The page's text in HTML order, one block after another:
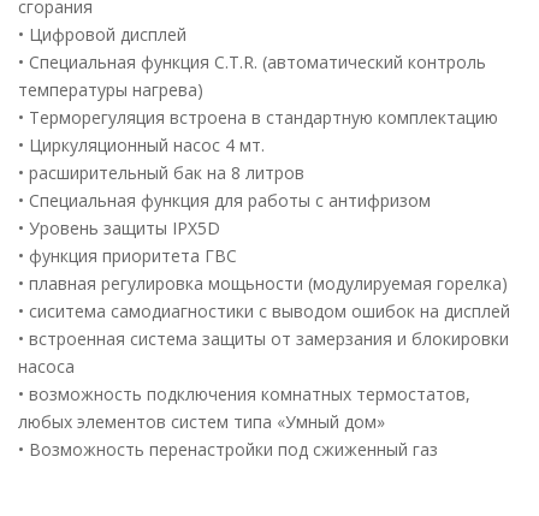
сгорания
• Цифровой дисплей
• Специальная функция C.T.R. (автоматический контроль
температуры нагрева)
• Терморегуляция встроена в стандартную комплектацию
• Циркуляционный насос 4 мт.
• расширительный бак на 8 литров
• Специальная функция для работы с антифризом
• Уровень защиты IPX5D
• функция приоритета ГВС
• плавная регулировка мощьности (модулируемая горелка)
• сиситема самодиагностики с выводом ошибок на дисплей
• встроенная система защиты от замерзания и блокировки
насоса
• возможность подключения комнатных термостатов,
любых элементов систем типа «Умный дом»
• Возможность перенастройки под сжиженный газ